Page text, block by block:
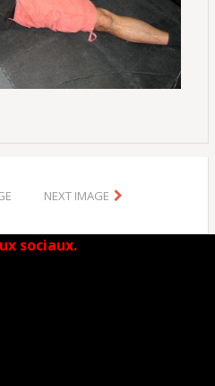
NEXT IMAGE
sociaux.